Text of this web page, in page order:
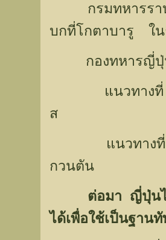
กรมทหารราบ
บกที่โกตาบารู ใ
กองทหารญี่ปุ่นจ
แนวทางที่ ๑ ต
ส
แนวทางที่ ๒ ต
กวนตัน
ต่อมา ญี่ปุ่น
ได้เพื่อใช้เป็นฐาน